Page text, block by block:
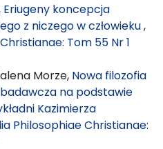
Eriugeny koncepcja
z niczego w człowieku,
Tom 55 Nr 1
Morze, Nowa filozofia
na podstawie
Kazimierza
Philosophiae Christianae: